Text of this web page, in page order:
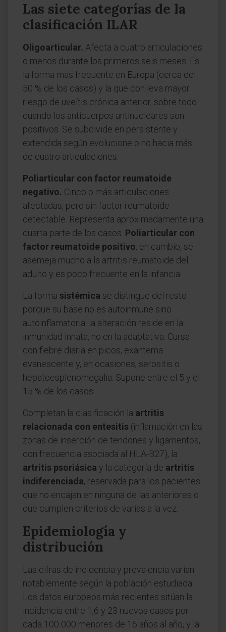
Las siete categorías de la
clasificación ILAR
Oligoarticular. Afecta a cuatro articulaciones
o menos durante los primeros seis meses. Es
la forma más frecuente en Europa (cerca del
50 % de los casos) y la que conlleva mayor
riesgo de uveítis crónica anterior, sobre todo
cuando los anticuerpos antinucleares son
positivos. Se subdivide en persistente y
extendida según evolucione o no hacia más
de cuatro articulaciones.
Poliarticular con factor reumatoide
negativo. Cinco o más articulaciones
afectadas, pero sin factor reumatoide
detectable. Representa aproximadamente una
cuarta parte de los casos. Poliarticular con
factor reumatoide positivo, en cambio, se
asemeja mucho a la artritis reumatoide del
adulto y es poco frecuente en la infancia.
La forma sistémica se distingue del resto
porque su base no es autoinmune sino
autoinflamatoria: la alteración reside en la
inmunidad innata, no en la adaptativa. Cursa
con fiebre diaria en picos, exantema
evanescente y, en ocasiones, serositis o
hepatoesplenomegalia. Supone entre el 5 y el
15 % de los casos.
Completan la clasificación la artritis
relacionada con entesitis (inflamación en las
zonas de inserción de tendones y ligamentos,
con frecuencia asociada al HLA-B27), la
artritis psoriásica y la categoría de artritis
indiferenciada, reservada para los pacientes
que no encajan en ninguna de las anteriores o
que cumplen criterios de varias a la vez.
Epidemiología y
distribución
Las cifras de incidencia y prevalencia varían
notablemente según la población estudiada.
Los datos europeos más recientes sitúan la
incidencia entre 1,6 y 23 nuevos casos por
cada 100 000 menores de 16 años al año, y la